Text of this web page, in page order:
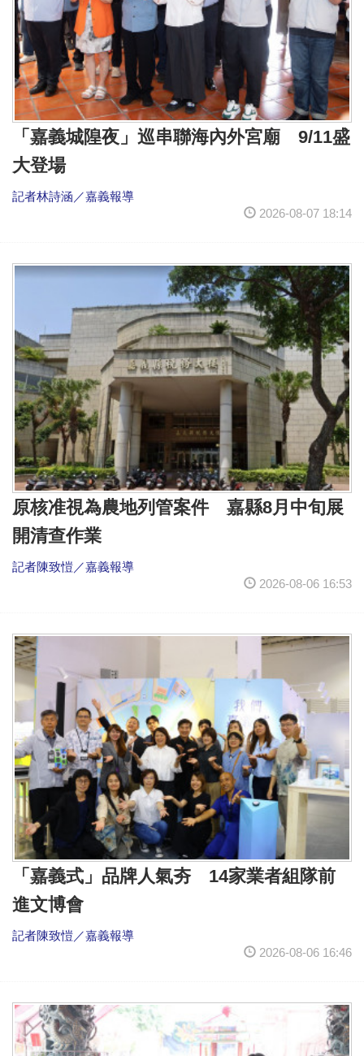
「嘉義城隍夜」巡串聯海內外宮廟 9/11盛
大登場
記者林詩涵／嘉義報導
2026-08-07 18:14
原核准視為農地列管案件 嘉縣8月中旬展
開清查作業
記者陳致愷／嘉義報導
2026-08-06 16:53
「嘉義式」品牌人氣夯 14家業者組隊前
進文博會
記者陳致愷／嘉義報導
2026-08-06 16:46